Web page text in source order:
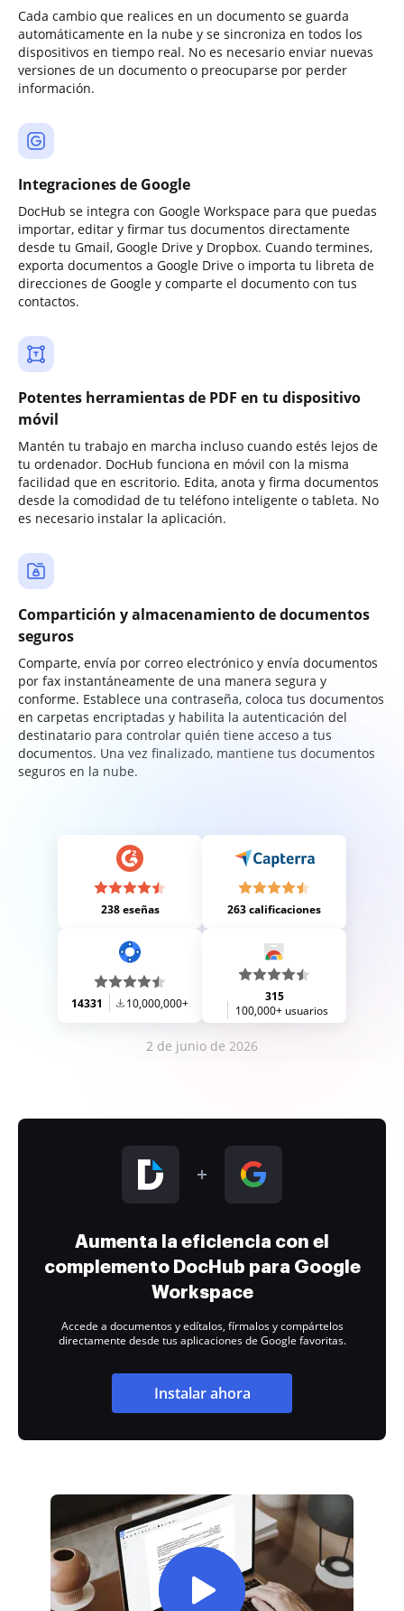
Cada cambio que realices en un documento se guarda
automáticamente en la nube y se sincroniza en todos los
dispositivos en tiempo real. No es necesario enviar nuevas
versiones de un documento o preocuparse por perder
información.
Integraciones de Google
DocHub se integra con Google Workspace para que puedas
importar, editar y firmar tus documentos directamente
desde tu Gmail, Google Drive y Dropbox. Cuando termines,
exporta documentos a Google Drive o importa tu libreta de
direcciones de Google y comparte el documento con tus
contactos.
Potentes herramientas de PDF en tu dispositivo
móvil
Mantén tu trabajo en marcha incluso cuando estés lejos de
tu ordenador. DocHub funciona en móvil con la misma
facilidad que en escritorio. Edita, anota y firma documentos
desde la comodidad de tu teléfono inteligente o tableta. No
es necesario instalar la aplicación.
Compartición y almacenamiento de documentos
seguros
Comparte, envía por correo electrónico y envía documentos
por fax instantáneamente de una manera segura y
conforme. Establece una contraseña, coloca tus documentos
en carpetas encriptadas y habilita la autenticación del
destinatario para controlar quién tiene acceso a tus
documentos. Una vez finalizado, mantiene tus documentos
seguros en la nube.
238 eseñas 263 calificaciones
14331 10,000,000+
315
100,000+ usuarios
2 de junio de 2026
Aumenta la eficiencia con el
complemento DocHub para Google
Workspace
Accede a documentos y edítalos, fírmalos y compártelos
directamente desde tus aplicaciones de Google favoritas.
Instalar ahora